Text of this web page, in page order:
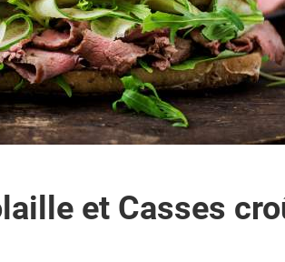
et Casses